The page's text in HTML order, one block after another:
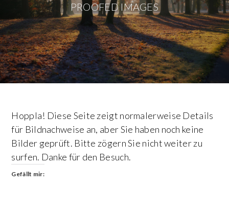
PROOFED IMAGES
Hoppla! Diese Seite zeigt normalerweise Details
für Bildnachweise an, aber Sie haben noch keine
Bilder geprüft. Bitte zögern Sie nicht weiter zu
surfen. Danke für den Besuch.
Gefällt mir: